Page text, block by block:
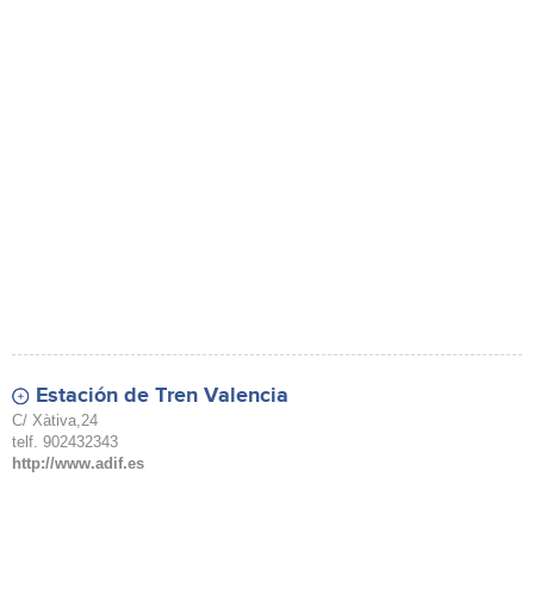
Estación de Tren Valencia
C/ Xàtiva,24
telf. 902432343
http://www.adif.es